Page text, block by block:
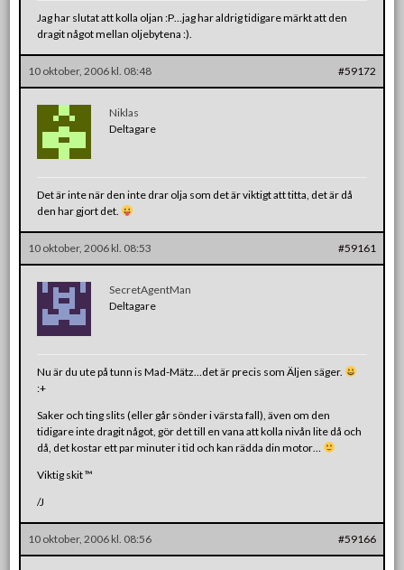
Jag har slutat att kolla oljan :P…jag har aldrig tidigare märkt att den
dragit något mellan oljebytena :).
10 oktober, 2006 kl. 08:48 #59172
Niklas
Deltagare
Det är inte när den inte drar olja som det är viktigt att titta, det är då
den har gjort det.
10 oktober, 2006 kl. 08:53 #59161
SecretAgentMan
Deltagare
Nu är du ute på tunn is Mad-Mätz…det är precis som Äljen säger.
:+
Saker och ting slits (eller går sönder i värsta fall), även om den
tidigare inte dragit något, gör det till en vana att kolla nivån lite då och
då, det kostar ett par minuter i tid och kan rädda din motor…
Viktig skit ™
/J
10 oktober, 2006 kl. 08:56 #59166